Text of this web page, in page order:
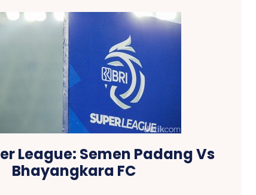
League: Semen Padang Vs
Bhayangkara FC